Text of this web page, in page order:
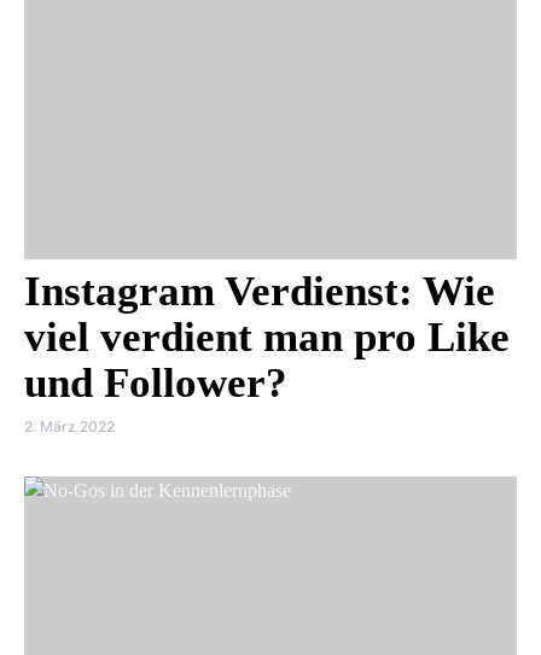
Instagram Verdienst: Wie
viel verdient man pro Like
und Follower?
2. März 2022